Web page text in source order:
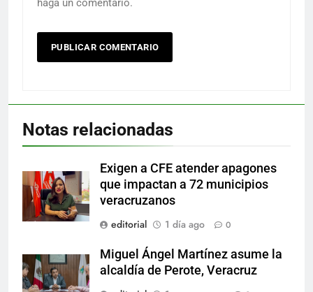
haga un comentario.
Notas relacionadas
Exigen a CFE atender apagones
que impactan a 72 municipios
veracruzanos
editorial
1 día ago 0
Miguel Ángel Martínez asume la
alcaldía de Perote, Veracruz